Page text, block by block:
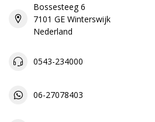
Bossesteeg 6
7101 GE Winterswijk
Nederland
0543-234000
06-27078403